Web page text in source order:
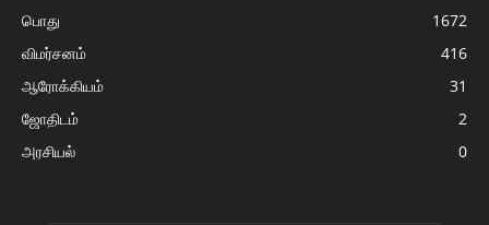
பொது
1672
விமர்சனம்
416
ஆரோக்கியம்
31
ஜோதிடம்
2
அரசியல்
0